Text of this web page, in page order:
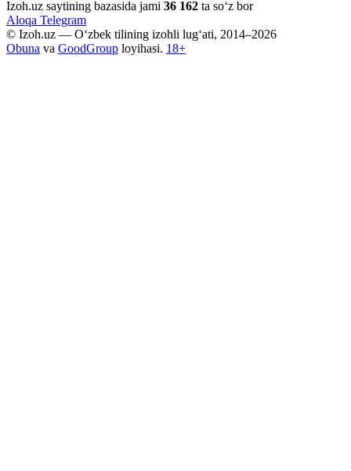
Izoh.uz saytining bazasida jami 36 162 ta so‘z bor
Aloqa Telegram
© Izoh.uz — O‘zbek tilining izohli lug‘ati, 2014–2026
Obuna va GoodGroup loyihasi. 18+